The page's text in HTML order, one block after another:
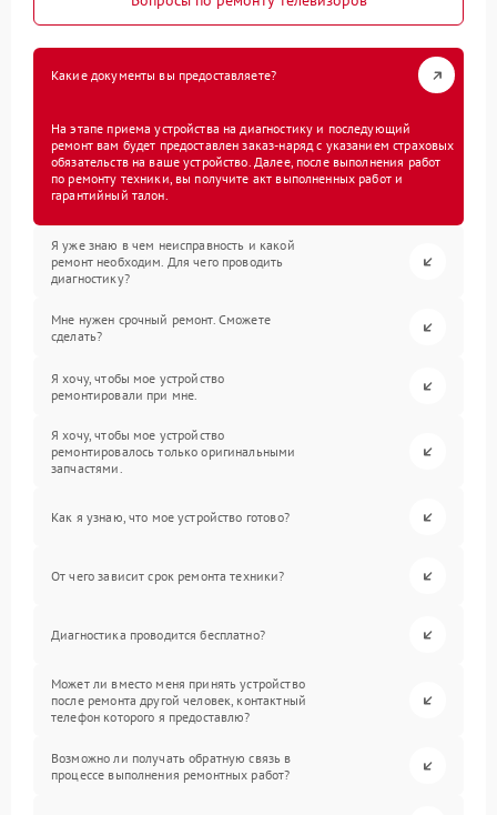
Какие документы вы предоставляете?
На этапе приема устройства на диагностику и последующий
ремонт вам будет предоставлен заказ-наряд с указанием страховых
обязательств на ваше устройство. Далее, после выполнения работ
по ремонту техники, вы получите акт выполненных работ и
гарантийный талон.
Я уже знаю в чем неисправность и какой
ремонт необходим. Для чего проводить
диагностику?
Мне нужен срочный ремонт. Сможете
сделать?
Я хочу, чтобы мое устройство
ремонтировали при мне.
Я хочу, чтобы мое устройство
ремонтировалось только оригинальными
запчастями.
Как я узнаю, что мое устройство готово?
От чего зависит срок ремонта техники?
Диагностика проводится бесплатно?
Может ли вместо меня принять устройство
после ремонта другой человек, контактный
телефон которого я предоставлю?
Возможно ли получать обратную связь в
процессе выполнения ремонтных работ?